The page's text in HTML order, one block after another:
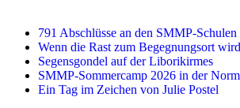
791 Abschlüsse an den SMMP-Schulen
Wenn die Rast zum Begegnungsort wird
Segensgondel auf der Liborikirmes
SMMP-Sommercamp 2026 in der
Ein Tag im Zeichen von Julie Postel